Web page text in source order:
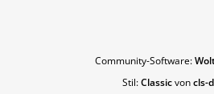
Community-Software:
Stil:Classicvoncls-